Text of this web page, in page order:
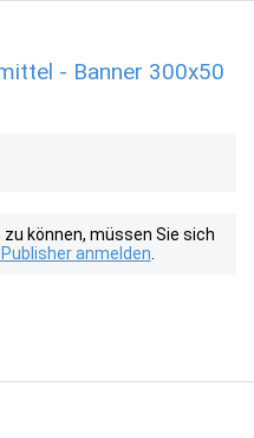
- Banner 300x50
können, müssen Sie sich
anmelden